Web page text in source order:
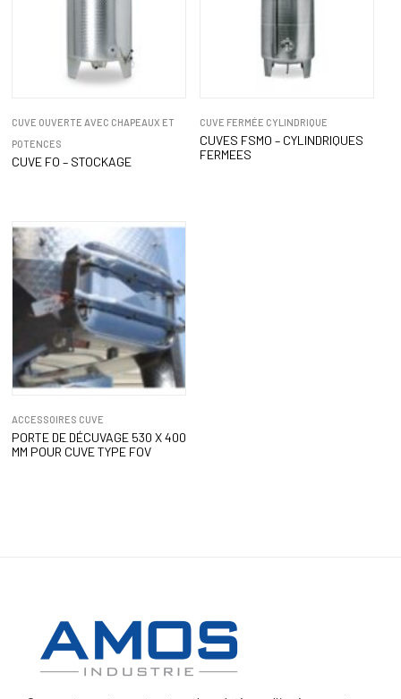
CUVE OUVERTE AVEC CHAPEAUX ET
POTENCES
CUVE FO – STOCKAGE
CUVE FERMÉE CYLINDRIQUE
CUVES FSMO – CYLINDRIQUES
FERMEES
ACCESSOIRES CUVE
PORTE DE DÉCUVAGE 530 X 400
MM POUR CUVE TYPE FOV